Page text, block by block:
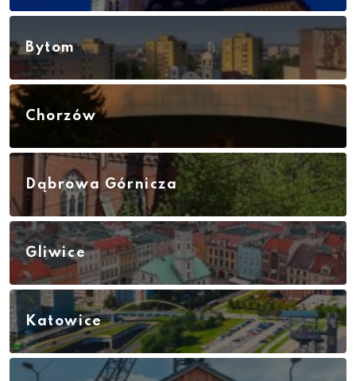
Bytom
Chorzów
Dąbrowa Górnicza
Gliwice
Katowice